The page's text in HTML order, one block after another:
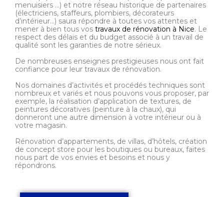
menuisiers …) et notre réseau historique de partenaires
(électriciens, staffeurs, plombiers, décorateurs
d’intérieur…) saura répondre à toutes vos attentes et
mener à bien tous vos travaux de rénovation à Nice. Le
respect des délais et du budget associé à un travail de
qualité sont les garanties de notre sérieux.
De nombreuses enseignes prestigieuses nous ont fait
confiance pour leur travaux de rénovation.
Nos domaines d’activités et procédés techniques sont
nombreux et variés et nous pouvons vous proposer, par
exemple, la réalisation d’application de textures, de
peintures décoratives (peinture à la chaux), qui
donneront une autre dimension à votre intérieur ou à
votre magasin.
Rénovation d’appartements, de villas, d’hôtels, création
de concept store pour les boutiques ou bureaux, faites
nous part de vos envies et besoins et nous y
répondrons.